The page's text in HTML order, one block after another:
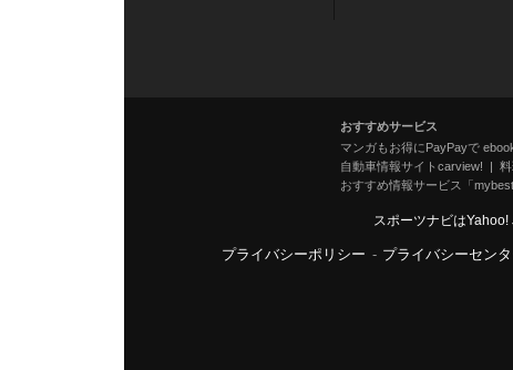
おすすめサービス
マンガもお得にPayPayで
自動車情報サイトcarview!
おすすめ情報サービス「mybest
スポーツナビは
プライバシーポリシー - プライバシーセン